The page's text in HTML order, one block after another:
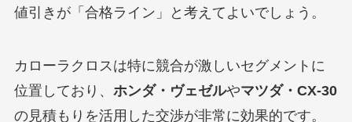
値引きが「合格ライン」と考えてよいでしょう。
カローラクロスは特に競合が激しいセグメントに
位置しており、 ホンダ・ヴェゼルやマツダ・CX-30
の見積もりを活用した交渉が非常に効果的です。